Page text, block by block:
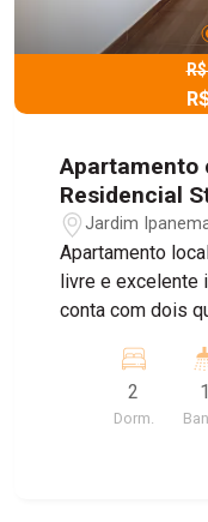
Apartamento
Residencial
Jardim
Jardim
Apartamento
livre e excelente
conta com dois
proporcionando
localizado, em
2
Dorm.
1